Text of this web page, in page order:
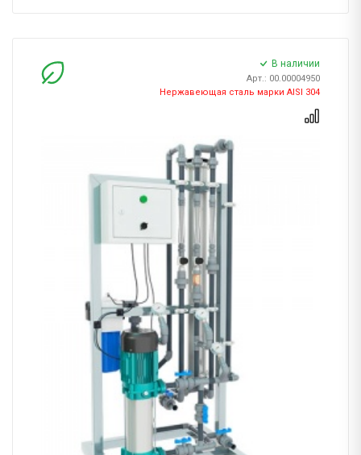
В наличии
Арт.: 00.00004950
Нержавеющая сталь марки AISI 304